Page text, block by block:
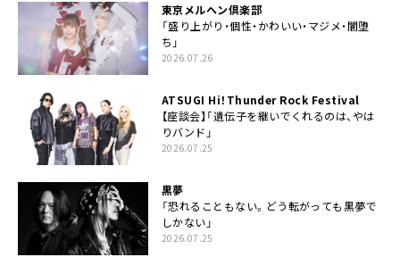
東京メルヘン倶楽部
「盛り上がり・個性・かわいい・マジメ・闇堕
ち」
2026.07.26
ATSUGI Hi！Thunder Rock Festival
【座談会】「遺伝子を継いでくれるのは、やは
りバンド」
2026.07.25
黒夢
「恐れることもない。どう転がっても黒夢で
しかない」
2026.07.25